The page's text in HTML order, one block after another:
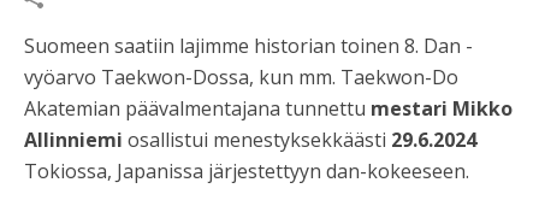
Suomeen saatiin lajimme historian toinen 8. Dan -
vyöarvo Taekwon-Dossa, kun mm. Taekwon-Do
Akatemian päävalmentajana tunnettu mestari Mikko
Allinniemi osallistui menestyksekkäästi 29.6.2024
Tokiossa, Japanissa järjestettyyn dan-kokeeseen.